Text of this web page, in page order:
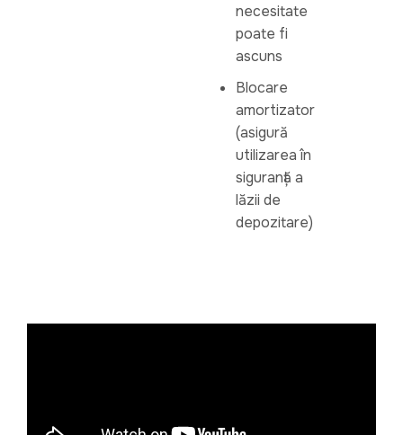
necesitate
poate fi
ascuns
Blocare
amortizator
(asigură
utilizarea în
siguranță a
lăzii de
depozitare)